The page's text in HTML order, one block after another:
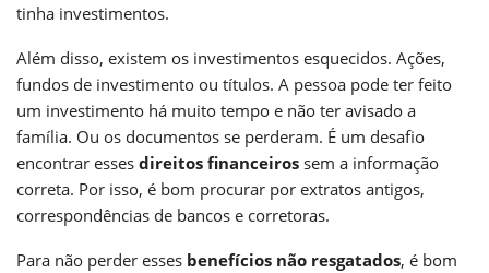
tinha investimentos.
Além disso, existem os investimentos esquecidos. Ações,
fundos de investimento ou títulos. A pessoa pode ter feito
um investimento há muito tempo e não ter avisado a
família. Ou os documentos se perderam. É um desafio
encontrar esses direitos financeiros sem a informação
correta. Por isso, é bom procurar por extratos antigos,
correspondências de bancos e corretoras.
Para não perder esses benefícios não resgatados, é bom